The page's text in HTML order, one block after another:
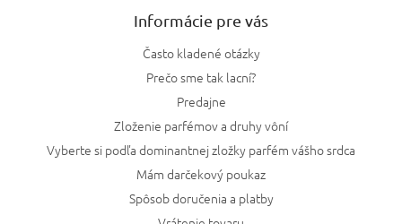
Informácie pre vás
Často kladené otázky
Prečo sme tak lacní?
Predajne
Zloženie parfémov a druhy vôní
Vyberte si podľa dominantnej zložky parfém vášho srdca
Mám darčekový poukaz
Spôsob doručenia a platby